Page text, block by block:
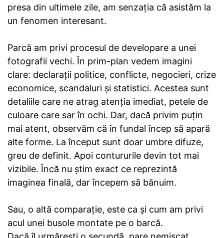
presa din ultimele zile, am senzația că asistăm la
un fenomen interesant.
Parcă am privi procesul de developare a unei
fotografii vechi. În prim-plan vedem imagini
clare: declarații politice, conflicte, negocieri, crize
economice, scandaluri și statistici. Acestea sunt
detaliile care ne atrag atenția imediat, petele de
culoare care sar în ochi. Dar, dacă privim puțin
mai atent, observăm că în fundal încep să apară
alte forme. La început sunt doar umbre difuze,
greu de definit. Apoi contururile devin tot mai
vizibile. Încă nu știm exact ce reprezintă
imaginea finală, dar începem să bănuim.
Sau, o altă comparație, este ca și cum am privi
acul unei busole montate pe o barcă.